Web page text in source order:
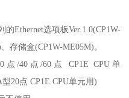
Ethernet选项板Ver.1.0(CP1W-
存储盒(CP1W-ME05M)。
/40点/60点 CP1E CPU单
20点 CP1E CPU单元用)